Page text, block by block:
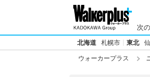
次
北海道 札幌市 東北
ウォーカープラス